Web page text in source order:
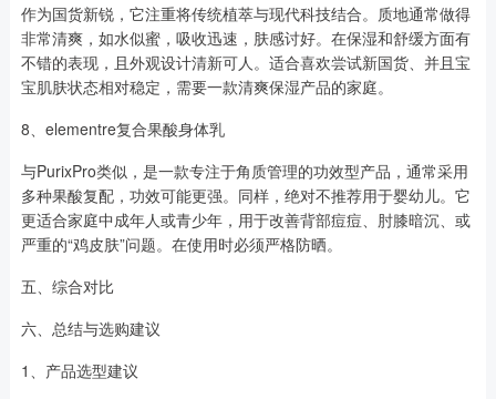
作为国货新锐，它注重将传统植萃与现代科技结合。质地通常做得
非常清爽，如水似蜜，吸收迅速，肤感讨好。在保湿和舒缓方面有
不错的表现，且外观设计清新可人。适合喜欢尝试新国货、并且宝
宝肌肤状态相对稳定，需要一款清爽保湿产品的家庭。
8、elementre复合果酸身体乳
与PurixPro类似，是一款专注于角质管理的功效型产品，通常采用
多种果酸复配，功效可能更强。同样，绝对不推荐用于婴幼儿。它
更适合家庭中成年人或青少年，用于改善背部痘痘、肘膝暗沉、或
严重的“鸡皮肤”问题。在使用时必须严格防晒。
五、综合对比
六、总结与选购建议
1、产品选型建议